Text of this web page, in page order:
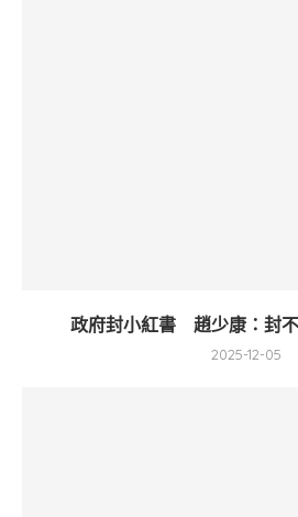
政府封小紅書 趙少康：封
2025-12-05